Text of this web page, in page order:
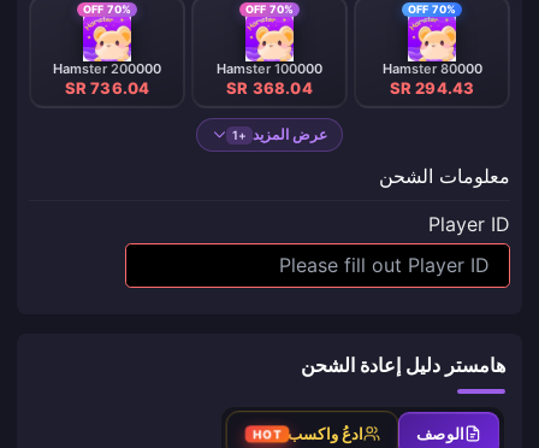
70% OFF
Hamster 80000
SR 294.43
70% OFF
Hamster 100000
SR 368.04
70% OFF
Hamster 200000
SR 736.04
عرض المزيد +1
معلومات الشحن
Player ID
هامستر دليل إعادة الشحن
الوصف ادعُ واكسب HOT